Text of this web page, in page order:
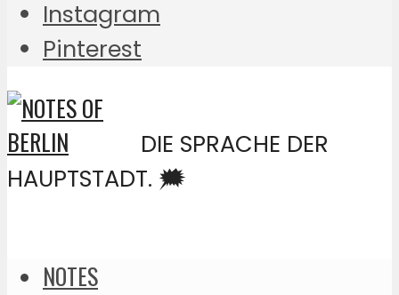
Instagram
Pinterest
DIE SPRACHE DER
HAUPTSTADT. 🗯️
NOTES